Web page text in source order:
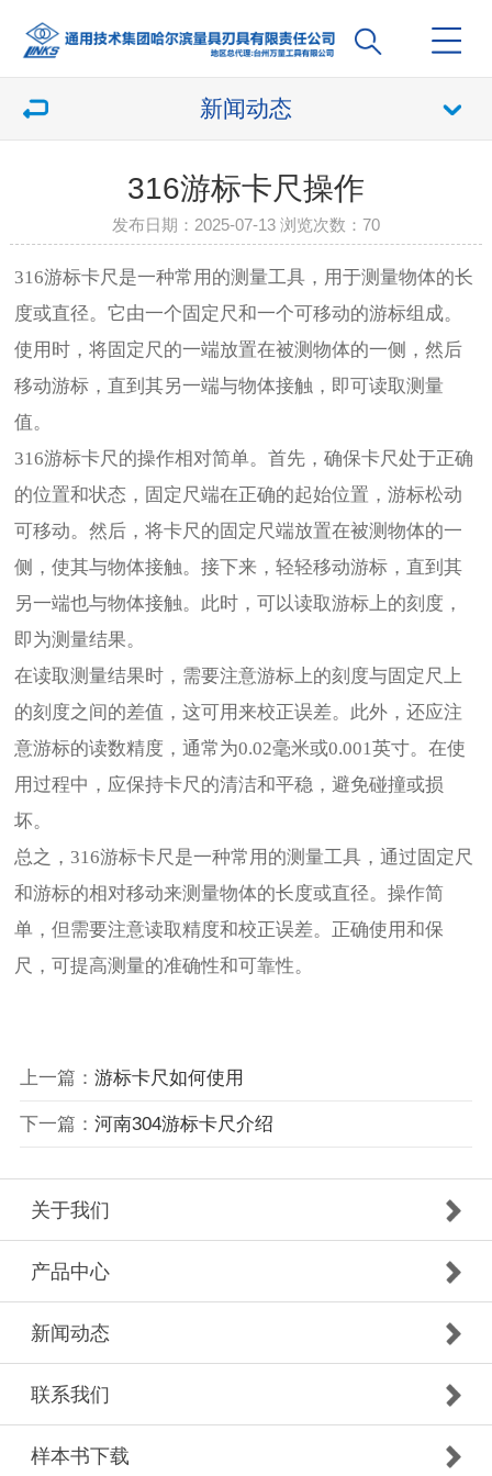
新闻动态
316游标卡尺操作
发布日期：2025-07-13 浏览次数： 70
316游标卡尺是一种常用的测量工具，用于测量物体的长
度或直径。它由一个固定尺和一个可移动的游标组成。
使用时，将固定尺的一端放置在被测物体的一侧，然后
移动游标，直到其另一端与物体接触，即可读取测量
值。
316游标卡尺的操作相对简单。首先，确保卡尺处于正确
的位置和状态，固定尺端在正确的起始位置，游标松动
可移动。然后，将卡尺的固定尺端放置在被测物体的一
侧，使其与物体接触。接下来，轻轻移动游标，直到其
另一端也与物体接触。此时，可以读取游标上的刻度，
即为测量结果。
在读取测量结果时，需要注意游标上的刻度与固定尺上
的刻度之间的差值，这可用来校正误差。此外，还应注
意游标的读数精度，通常为0.02毫米或0.001英寸。在使
用过程中，应保持卡尺的清洁和平稳，避免碰撞或损
坏。
总之，316游标卡尺是一种常用的测量工具，通过固定尺
和游标的相对移动来测量物体的长度或直径。操作简
单，但需要注意读取精度和校正误差。正确使用和保
尺，可提高测量的准确性和可靠性。
上一篇： 游标卡尺如何使用
下一篇： 河南304游标卡尺介绍
关于我们
产品中心
新闻动态
联系我们
样本书下载